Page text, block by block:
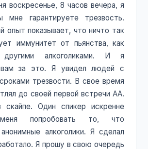
воскресенье, 8 часов вечера, я
мне гарантируете трезвость.
опыт показывает, что ничто так
иммунитет от пьянства, как
алкоголиками. И я
вам за это. Я увидел людей с
трезвости. В свое время
до своей первой встречи АА.
Один спикер искренне
попробовать то, что
алкоголики. Я сделал
Я прошу в свою очередь